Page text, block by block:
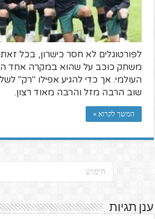
לפורטוגלים לא חסר כישרון, בכל
משחק כוכב על שהוא במקרה אחד
העולמי. אך כדי להגיע אפילו "רק"
שוב הרבה מזל והרבה מאוד רצון.
המשך לקרוא »
ענן תגיות